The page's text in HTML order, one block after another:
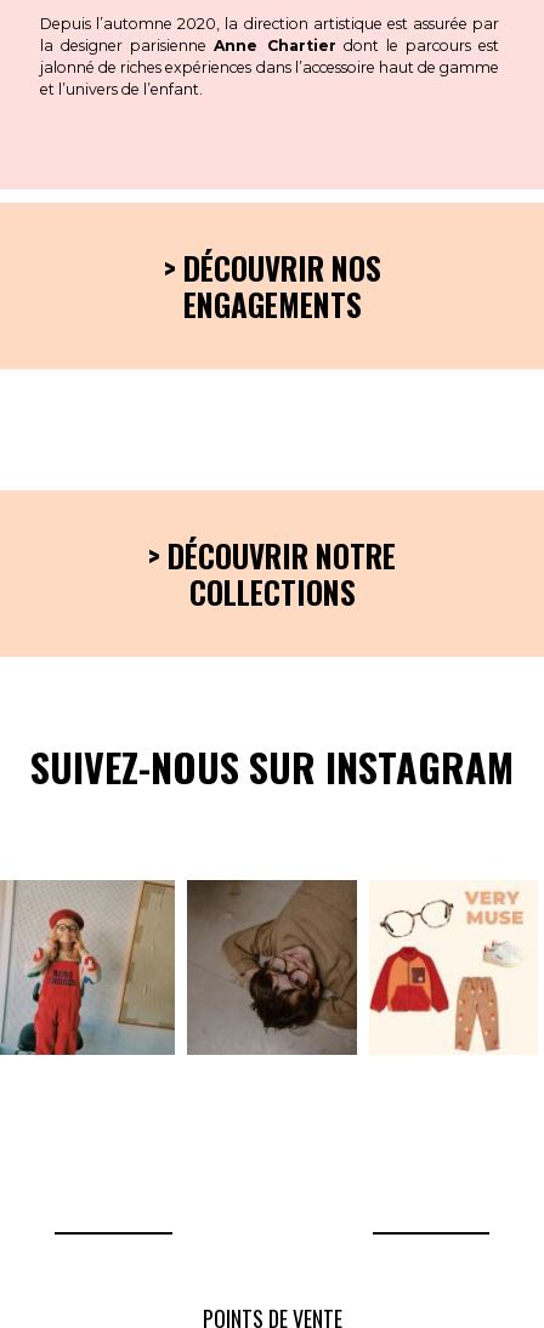
Depuis l’automne 2020, la direction artistique est assurée par
la designer parisienneAnne Chartier dont le parcours est
jalonné de riches expériences dans l’accessoire haut de gamme
et l’univers de l’enfant.
> DÉCOUVRIR NOS
ENGAGEMENTS
> DÉCOUVRIR NOTRE
COLLECTIONS
SUIVEZ-NOUS SUR INSTAGRAM
POINTS DE VENTE